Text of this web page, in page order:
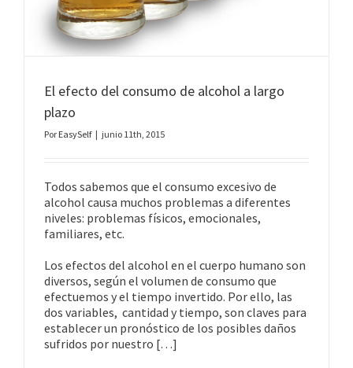
El efecto del consumo de alcohol a largo
plazo
Por EasySelf | junio 11th, 2015
Todos sabemos que el consumo excesivo de
alcohol causa muchos problemas a diferentes
niveles: problemas físicos, emocionales,
familiares, etc.
Los efectos del alcohol en el cuerpo humano son
diversos, según el volumen de consumo que
efectuemos y el tiempo invertido. Por ello, las
dos variables, cantidad y tiempo, son claves para
establecer un pronóstico de los posibles daños
sufridos por nuestro […]